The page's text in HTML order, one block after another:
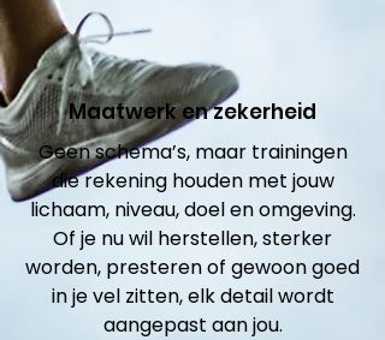
Maatwerk en zekerheid
Geen schema’s, maar trainingen
die rekening houden met jouw
lichaam, niveau, doel en omgeving.
Of je nu wil herstellen, sterker
worden, presteren of gewoon goed
in je vel zitten, elk detail wordt
aangepast aan jou.